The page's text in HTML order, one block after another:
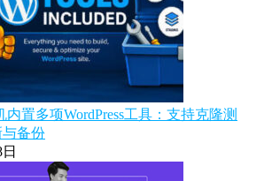
内置多项WordPress工具：支持克隆测
备份